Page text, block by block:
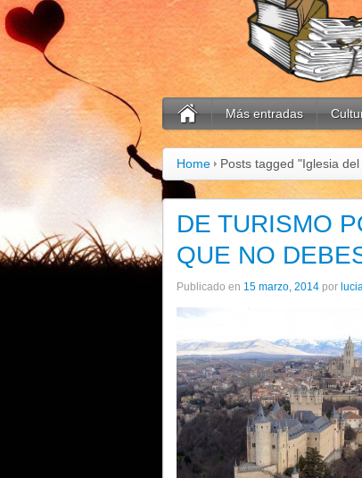
Más entradas
Home Posts tagged "Iglesia
DE TURISMO
QUE NO
Publicado en 15 marzo, 2014 por